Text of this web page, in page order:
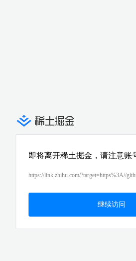
即将离开稀土掘金，请注意账
https://link.zhihu.com/?target=https%3A//
继续访问